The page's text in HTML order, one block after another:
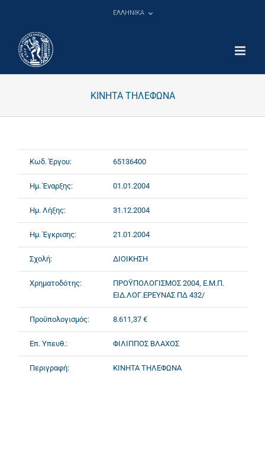
ΕΛΛΗΝΙΚΑ
ΚΙΝΗΤΑ ΤΗΛΕΦΩΝΑ
Κωδ. Έργου: 65136400
Ημ. Έναρξης: 01.01.2004
Ημ. Λήξης: 31.12.2004
Ημ. Έγκρισης: 21.01.2004
Σχολή: ΔΙΟΙΚΗΣΗ
Χρηματοδότης:
ΠΡΟΫΠΟΛΟΓΙΣΜΟΣ 2004, Ε.Μ.Π.
ΕΙΔ.ΛΟΓ.ΕΡΕΥΝΑΣ ΠΔ 432/
Προϋπολογισμός: 8.611,37 €
Επ. Υπευθ.: ΦΙΛΙΠΠΟΣ ΒΛΑΧΟΣ
Περιγραφή: ΚΙΝΗΤΑ ΤΗΛΕΦΩΝΑ